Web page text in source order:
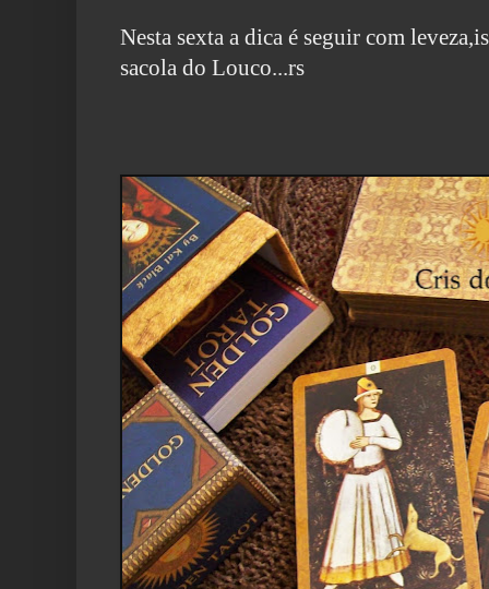
Nesta sexta a dica é seguir com
sacola do Louco...rs